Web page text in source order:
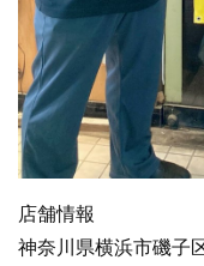
店舗情報
神奈川県横浜市磯子